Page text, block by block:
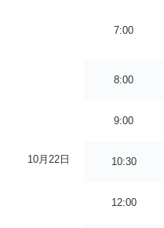
10月22日
7:00
8:00
9:00
10:30
12:00